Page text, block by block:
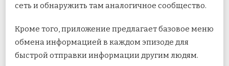
сеть и обнаружить там аналогичное сообщество.
Кроме того, приложение предлагает базовое меню
обмена информацией в каждом эпизоде для
быстрой отправки информации другим людям.